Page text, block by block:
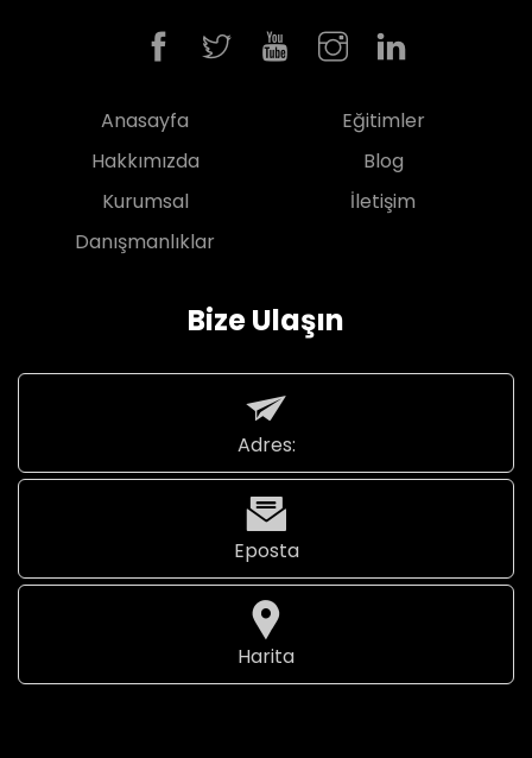
Anasayfa
Hakkımızda
Kurumsal
Danışmanlıklar
Eğitimler
Blog
İletişim
Bize Ulaşın
Adres:
Eposta
Harita